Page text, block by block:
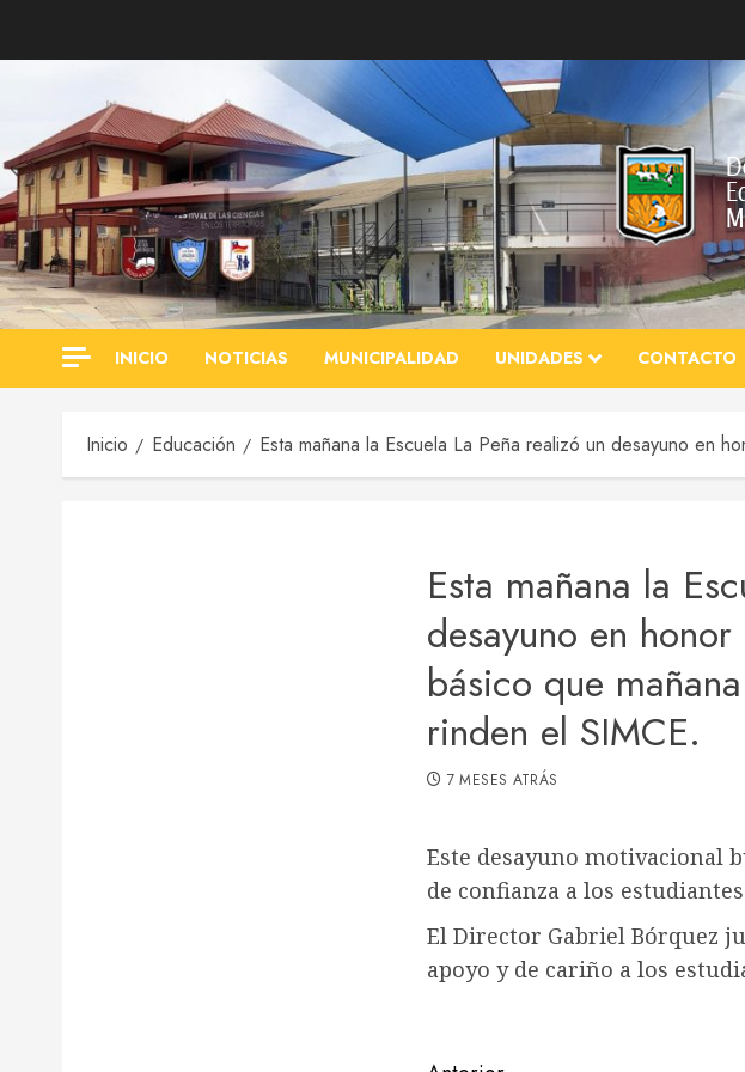
INICIO NOTICIAS MUNICIPALIDAD UNIDADES CONTACTO
Inicio Educación Esta mañana la Escuela La Peña realizó un desayuno en
Esta mañana la
desayuno en
básico que
rinden el SIMCE.
7 MESES ATRÁS
Este desayuno motivacional
de confianza a los
El Director Gabriel Bórquez
apoyo y de cariño a los